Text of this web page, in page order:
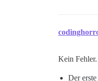
Kein
Der